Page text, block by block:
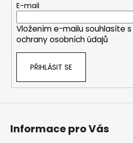
E-mail
Vložením e-mailu souhlasíte s
ochrany osobních údajů
PŘIHLÁSIT SE
Informace pro Vás